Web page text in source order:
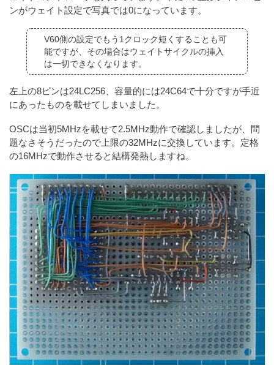
ンがウェイト設定で写真では0になっています。
V60側の設定でもう1クロック短くすることも可
能ですが、その場合はウェイトサイクルの挿入
は一切できなくなります。
左上の8ピンは24LC256、容量的には24C64で十分ですが手近
にあったものを載せてしまいました。
OSCは当初5MHzを載せて2.5MHz動作で確認しましたが、問
題なさそうだったので上限の32MHzに交換しています。定格
の16MHzで動作させると結構発熱しますね。